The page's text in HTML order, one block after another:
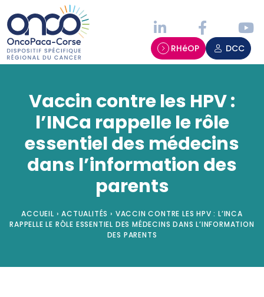
RHéOP DCC
Vaccin contre les HPV :
l’INCa rappelle le rôle
essentiel des médecins
dans l’information des
parents
ACCUEIL › ACTUALITÉS › VACCIN CONTRE LES HPV : L’INCA
RAPPELLE LE RÔLE ESSENTIEL DES MÉDECINS DANS L’INFORMATION
DES PARENTS
Panneau de gestion des cookies